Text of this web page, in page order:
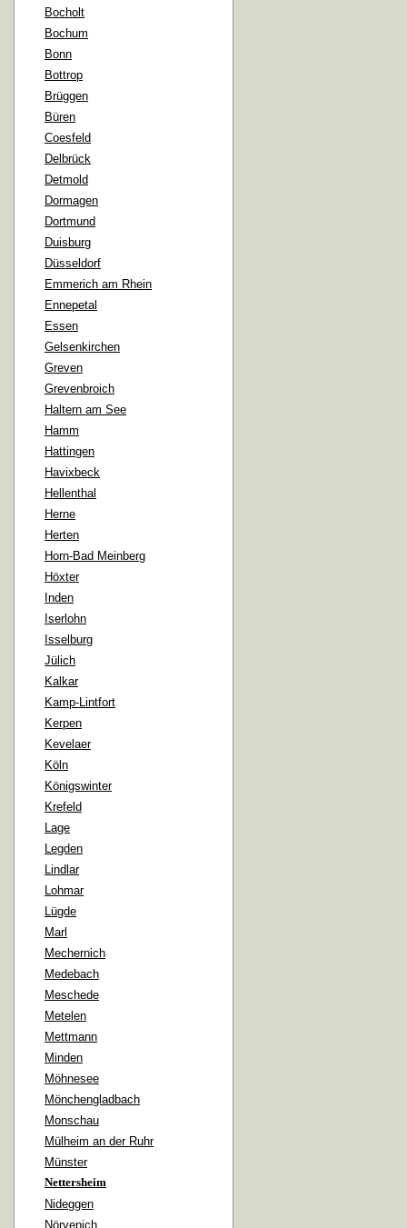
Bocholt
Bochum
Bonn
Bottrop
Brüggen
Büren
Coesfeld
Delbrück
Detmold
Dormagen
Dortmund
Duisburg
Düsseldorf
Emmerich am Rhein
Ennepetal
Essen
Gelsenkirchen
Greven
Grevenbroich
Haltern am See
Hamm
Hattingen
Havixbeck
Hellenthal
Herne
Herten
Horn-Bad Meinberg
Höxter
Inden
Iserlohn
Isselburg
Jülich
Kalkar
Kamp-Lintfort
Kerpen
Kevelaer
Köln
Königswinter
Krefeld
Lage
Legden
Lindlar
Lohmar
Lügde
Marl
Mechernich
Medebach
Meschede
Metelen
Mettmann
Minden
Möhnesee
Mönchengladbach
Monschau
Mülheim an der Ruhr
Münster
Nettersheim
Nideggen
Nörvenich